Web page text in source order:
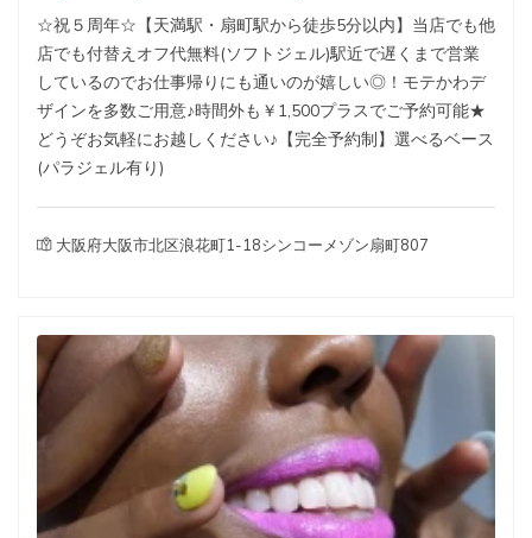
☆祝５周年☆【天満駅・扇町駅から徒歩5分以内】当店でも他
店でも付替えオフ代無料(ソフトジェル)駅近で遅くまで営業
しているのでお仕事帰りにも通いのが嬉しい◎！モテかわデ
ザインを多数ご用意♪時間外も￥1,500プラスでご予約可能★
どうぞお気軽にお越しください♪【完全予約制】選べるベース
(パラジェル有り)
大阪府大阪市北区浪花町1-18シンコーメゾン扇町807